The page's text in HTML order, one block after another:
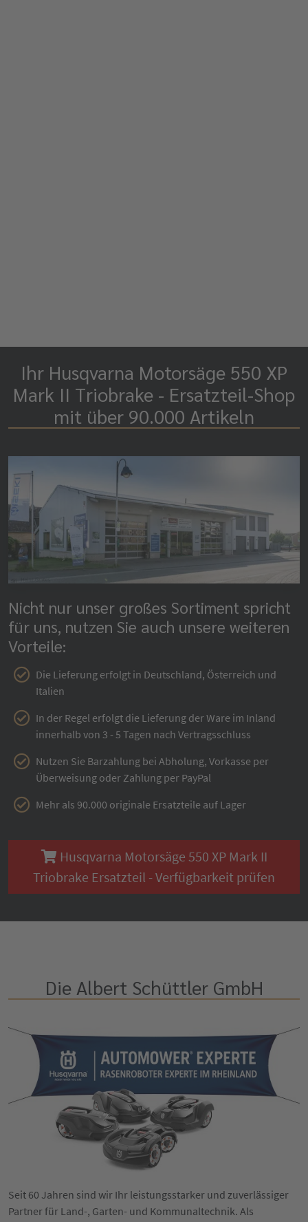
Ihr Husqvarna Motorsäge 550 XP
Mark II Triobrake - Ersatzteil-Shop
mit über 90.000 Artikeln
Nicht nur unser großes Sortiment spricht
für uns, nutzen Sie auch unsere weiteren
Vorteile:
Die Lieferung erfolgt in Deutschland, Österreich und
Italien
In der Regel erfolgt die Lieferung der Ware im Inland
innerhalb von 3 - 5 Tagen nach Vertragsschluss
Nutzen Sie Barzahlung bei Abholung, Vorkasse per
Überweisung oder Zahlung per PayPal
Mehr als 90.000 originale Ersatzteile auf Lager
Husqvarna Motorsäge 550 XP Mark II
Triobrake Ersatzteil - Verfügbarkeit prüfen
Die Albert Schüttler GmbH
Seit 60 Jahren sind wir Ihr leistungsstarker und zuverlässiger
Partner für Land-, Garten- und Kommunaltechnik. Als